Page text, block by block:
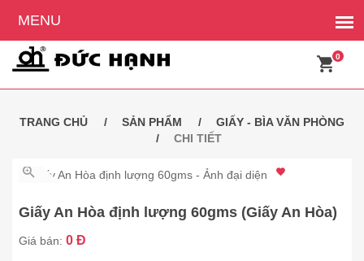
0
TRANG CHỦ SẢN PHẨM
GIẤY - BÌA VĂN PHÒNG
CHI TIẾT
Giấy An Hòa định lượng 60gms (Giấy An Hòa)
Giá bán: 0 Đ